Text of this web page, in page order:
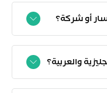
أو شركة؟
والعربية؟